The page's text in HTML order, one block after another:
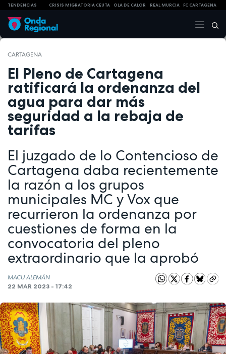
TENDENCIAS CRISIS MIGRATORIA CEUTA OLA DE CALOR REAL MURCIA FC CARTAGENA
CARTAGENA
El Pleno de Cartagena
ratificará la ordenanza del
agua para dar más
seguridad a la rebaja de
tarifas
El juzgado de lo Contencioso de
Cartagena daba recientemente
la razón a los grupos
municipales MC y Vox que
recurrieron la ordenanza por
cuestiones de forma en la
convocatoria del pleno
extraordinario que la aprobó
MACU ALEMÁN
22 MAR 2023 - 17:42